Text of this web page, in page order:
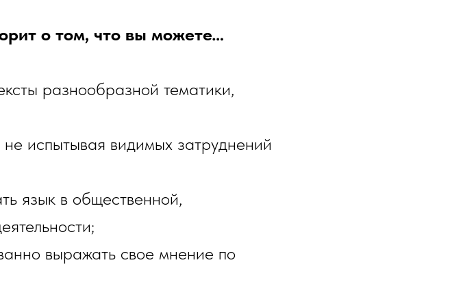
о том, что вы можете…
разнообразной тематики,
не испытывая видимых затруднений
язык в общественной,
выражать свое мнение по